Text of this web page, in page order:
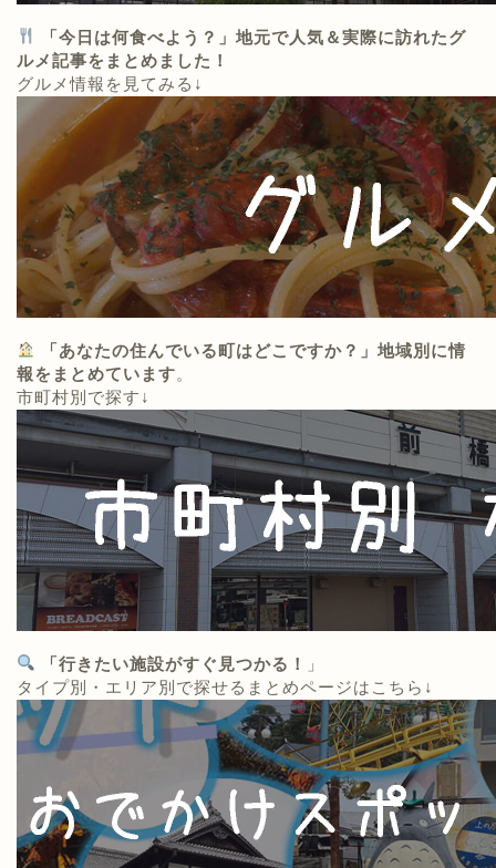
「今日は何食べよう？」地元で人気＆実際に訪れたグ
ルメ記事をまとめました！
グルメ情報を見てみる↓
「あなたの住んでいる町はどこですか？」地域別に情
報をまとめています。
市町村別で探す↓
「行きたい施設がすぐ見つかる！
」
タイプ別・エリア別で探せるまとめページはこちら↓